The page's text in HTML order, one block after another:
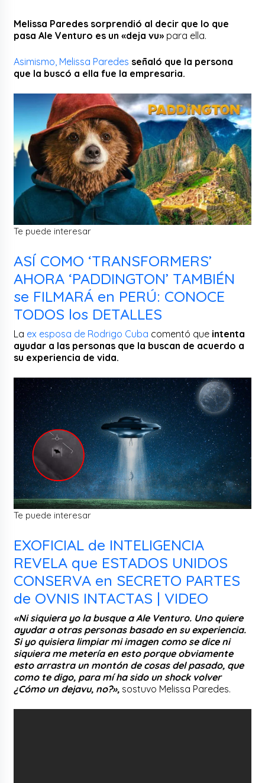
Melissa Paredes sorprendió al decir que lo que
pasa Ale Venturo es un «deja vu» para ella.
Asimismo, Melissa Paredes señaló que la persona
que la buscó a ella fue la empresaria.
Te puede interesar
ASÍ COMO ‘TRANSFORMERS’
AHORA ‘PADDINGTON’ TAMBIÉN
se FILMARÁ en PERÚ: CONOCE
TODOS los DETALLES
La ex esposa de Rodrigo Cuba comentó que intenta
ayudar a las personas que la buscan de acuerdo a
su experiencia de vida.
Te puede interesar
EXOFICIAL de INTELIGENCIA
REVELA que ESTADOS UNIDOS
CONSERVA en SECRETO PARTES
de OVNIS INTACTAS | VIDEO
«Ni siquiera yo la busque a Ale Venturo. Uno quiere
ayudar a otras personas basado en su experiencia.
Si yo quisiera limpiar mi imagen como se dice ni
siquiera me metería en esto porque obviamente
esto arrastra un montón de cosas del pasado, que
como te digo, para mí ha sido un shock volver
¿Cómo un dejavu, no?», sostuvo Melissa Paredes.